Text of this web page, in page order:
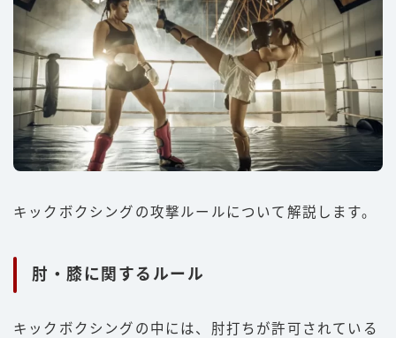
キックボクシングの攻撃ルールについて解説します。
肘・膝に関するルール
キックボクシングの中には、肘打ちが許可されている